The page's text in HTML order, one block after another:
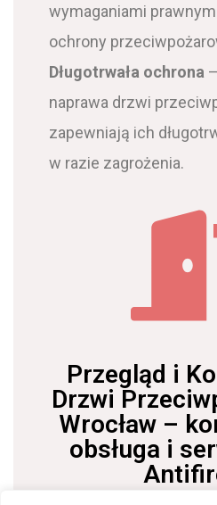
wymaganiami
ochrony
Długotrwała ochrona
naprawa drzwi
zapewniają ich
w razie zagrożenia.
Przegląd i
Drzwi
Wrocław –
obsługa i